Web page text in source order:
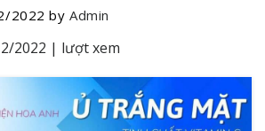
2022 byAdmin
2022 | lượt xem